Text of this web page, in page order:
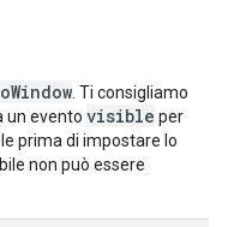
. Ti consigliamo
un evento visible per
prima di impostare lo
non può essere